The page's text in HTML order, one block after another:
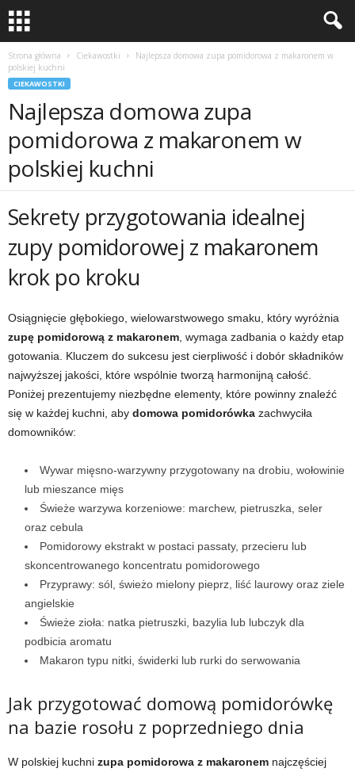
Strona główna Ciekawostki
Najlepsza domowa zupa pomidorowa z makaronem w
polskiej kuchni
CIEKAWOSTKI
Najlepsza domowa zupa
pomidorowa z makaronem w
polskiej kuchni
Sekrety przygotowania idealnej
zupy pomidorowej z makaronem
krok po kroku
Osiągnięcie głębokiego, wielowarstwowego smaku, który wyróżnia
zupę pomidorową z makaronem , wymaga zadbania o każdy etap
gotowania. Kluczem do sukcesu jest cierpliwość i dobór składników
najwyższej jakości, które wspólnie tworzą harmonijną całość.
Poniżej prezentujemy niezbędne elementy, które powinny znaleźć
się w każdej kuchni, aby domowa pomidorówka zachwyciła
domowników:
Wywar mięsno-warzywny przygotowany na drobiu, wołowinie
lub mieszance mięs
Świeże warzywa korzeniowe: marchew, pietruszka, seler
oraz cebula
Pomidorowy ekstrakt w postaci passaty, przecieru lub
skoncentrowanego koncentratu pomidorowego
Przyprawy: sól, świeżo mielony pieprz, liść laurowy oraz ziele
angielskie
Świeże zioła: natka pietruszki, bazylia lub lubczyk dla
podbicia aromatu
Makaron typu nitki, świderki lub rurki do serwowania
Jak przygotować domową pomidorówkę
na bazie rosołu z poprzedniego dnia
W polskiej kuchni zupa pomidorowa z makaronem najczęściej